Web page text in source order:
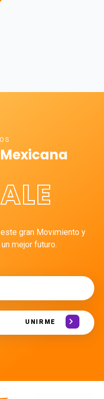
gran Movimiento y
mejor futuro.
UNIRME